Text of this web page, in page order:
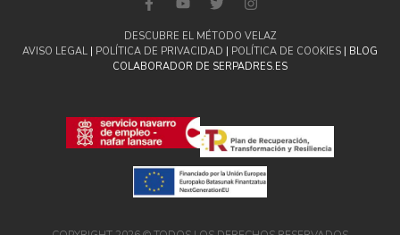
DESCUBRE EL MÉTODO VELAZ
AVISO LEGAL | POLÍTICA DE PRIVACIDAD | POLÍTICA DE COOKIES | BLOG
COLABORADOR DE SERPADRES.ES